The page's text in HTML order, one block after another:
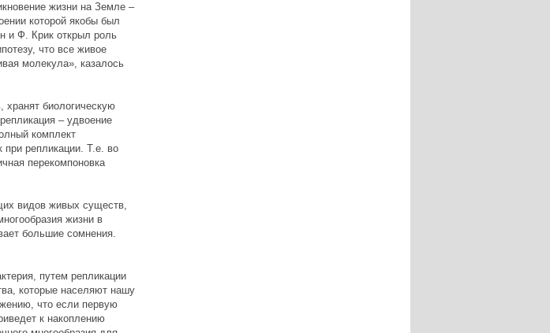
жизни на Земле –
которой якобы был
и Ф. Крик открыл роль
что все живое
молекула», казалось
биологическую
– удвоение
комплект
репликации. Т.е. во
перекомпоновка
видов живых существ,
жизни в
большие сомнения.
путем репликации
которые населяют нашу
что если первую
к накоплению